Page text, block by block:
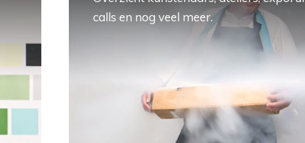
calls en nog veel meer.